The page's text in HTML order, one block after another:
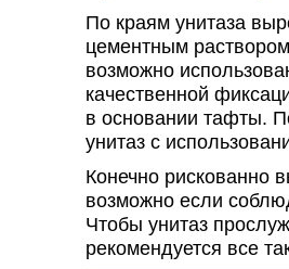
По краям унитаза
цементным
возможно
качественной
в основании тафты.
унитаз с
Конечно рискованно
возможно если
Чтобы унитаз
рекомендуется все